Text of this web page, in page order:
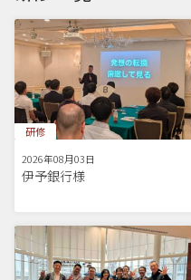
研修
2026年08月03日
伊予銀行様